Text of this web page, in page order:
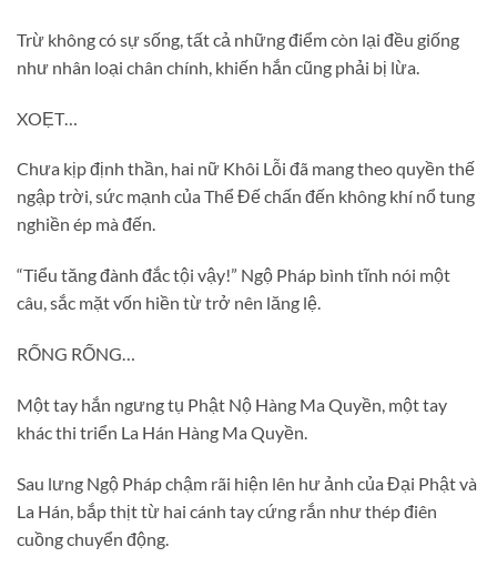
Trừ không có sự sống, tất cả những điểm còn lại đều giống
như nhân loại chân chính, khiến hắn cũng phải bị lừa.
XOẸT…
Chưa kịp định thần, hai nữ Khôi Lỗi đã mang theo quyền thế
ngập trời, sức mạnh của Thể Đế chấn đến không khí nổ tung
nghiền ép mà đến.
“Tiểu tăng đành đắc tội vậy!” Ngộ Pháp bình tĩnh nói một
câu, sắc mặt vốn hiền từ trở nên lăng lệ.
RỐNG RỐNG…
Một tay hắn ngưng tụ Phật Nộ Hàng Ma Quyền, một tay
khác thi triển La Hán Hàng Ma Quyền.
Sau lưng Ngộ Pháp chậm rãi hiện lên hư ảnh của Đại Phật và
La Hán, bắp thịt từ hai cánh tay cứng rắn như thép điên
cuồng chuyển động.